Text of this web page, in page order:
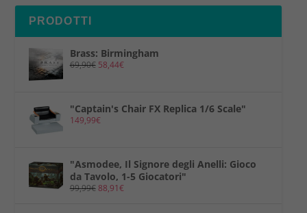
PRODOTTI
Brass: Birmingham
69,90€ 58,44€
"Captain's Chair FX Replica 1/6 Scale"
149,99€
"Asmodee, Il Signore degli Anelli: Gioco
da Tavolo, 1-5 Giocatori"
99,99€88,91€